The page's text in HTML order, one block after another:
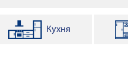
Кухня